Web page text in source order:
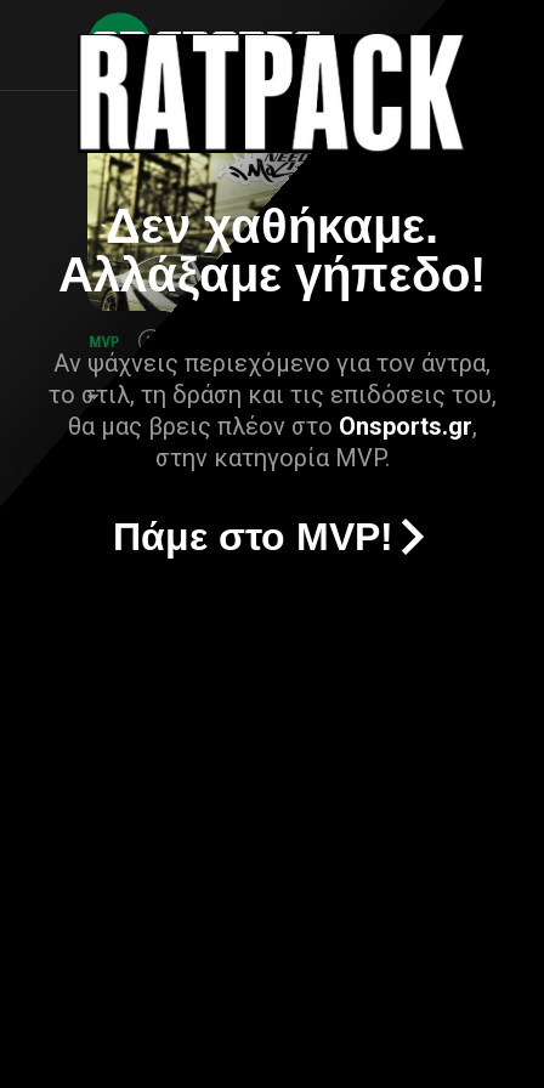
Δεν χαθήκαμε.
Αλλάξαμε γήπεδο!
Αν ψάχνεις περιεχόμενο για τον άντρα,
το στιλ, τη δράση και τις επιδόσεις του,
θα μας βρεις πλέον στο Onsports.gr,
στην κατηγορία MVP.
Πάμε στο MVP!